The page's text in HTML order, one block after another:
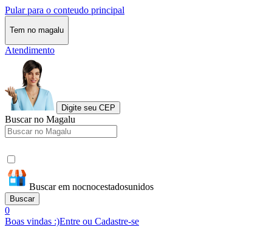
Pular para o conteudo principal
Tem no magalu
Atendimento
Digite seu CEP
Buscar no Magalu
Buscar em nocnocestadosunidos
Buscar
0
Boas vindas :)Entre ou Cadastre-se